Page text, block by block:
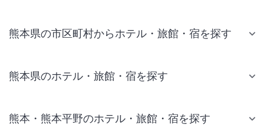
熊本県の市区町村からホテル・旅館・宿を探す
熊本県のホテル・旅館・宿を探す
熊本・熊本平野のホテル・旅館・宿を探す